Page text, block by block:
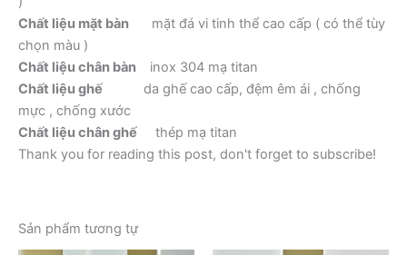
Chất liệu mặt bàn
mặt đá vi tinh thể cao cấp ( có thể tùy
chọn màu )
Chất liệu chân bàn inox 304 mạ titan
Chất liệu ghế da ghế cao cấp, đệm êm ái , chống
mực , chống xước
Chất liệu chân ghế thép mạ titan
Thank you for reading this post, don't forget to subscribe!
Sản phẩm tương tự